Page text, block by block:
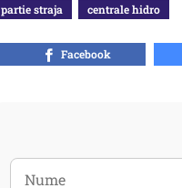
partie straja
centrale hidro
Facebook